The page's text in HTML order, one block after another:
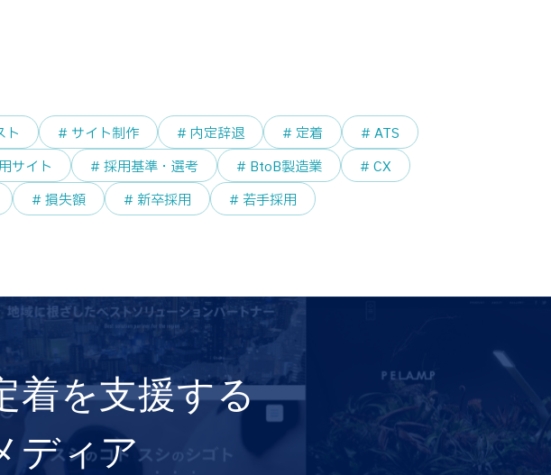
ト # サイト制作 # 内定辞退 # 定着
# ATS
サイト # 採用基準・選考 # BtoB製造業
# CX
# 損失額 # 新卒採用 # 若手採用
着を支援する
ディア